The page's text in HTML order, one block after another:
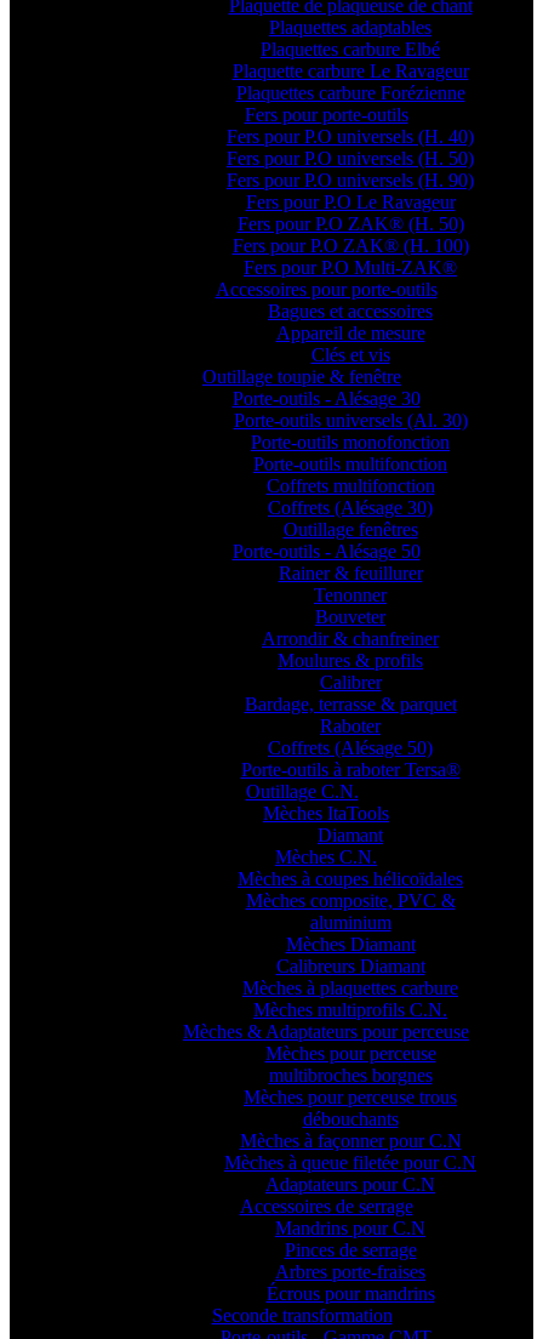
Plaquette de plaqueuse de chant
Plaquettes adaptables
Plaquettes carbure Elbé
Plaquette carbure Le Ravageur
Plaquettes carbure Forézienne
Fers pour porte-outils
Fers pour P.O universels (H. 40)
Fers pour P.O universels (H. 50)
Fers pour P.O universels (H. 90)
Fers pour P.O Le Ravageur
Fers pour P.O ZAK® (H. 50)
Fers pour P.O ZAK® (H. 100)
Fers pour P.O Multi-ZAK®
Accessoires pour porte-outils
Bagues et accessoires
Appareil de mesure
Clés et vis
Outillage toupie & fenêtre
Porte-outils - Alésage 30
Porte-outils universels (Al. 30)
Porte-outils monofonction
Porte-outils multifonction
Coffrets multifonction
Coffrets (Alésage 30)
Outillage fenêtres
Porte-outils - Alésage 50
Rainer & feuillurer
Tenonner
Bouveter
Arrondir & chanfreiner
Moulures & profils
Calibrer
Bardage, terrasse & parquet
Raboter
Coffrets (Alésage 50)
Porte-outils à raboter Tersa®
Outillage C.N.
Mèches ItaTools
Diamant
Mèches C.N.
Mèches à coupes hélicoïdales
Mèches composite, PVC &
aluminium
Mèches Diamant
Calibreurs Diamant
Mèches à plaquettes carbure
Mèches multiprofils C.N.
Mèches & Adaptateurs pour perceuse
Mèches pour perceuse
multibroches borgnes
Mèches pour perceuse trous
débouchants
Mèches à façonner pour C.N
Mèches à queue filetée pour C.N
Adaptateurs pour C.N
Accessoires de serrage
Mandrins pour C.N
Pinces de serrage
Arbres porte-fraises
Écrous pour mandrins
Seconde transformation